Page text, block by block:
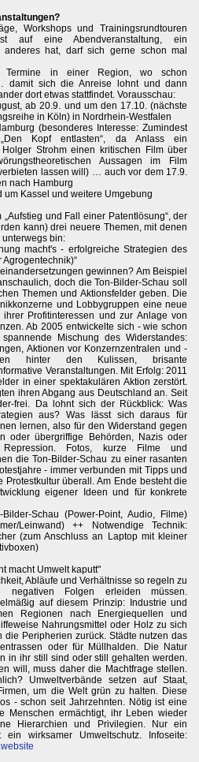
Workshops und Trainingsrundtouren
auf eine Abendveranstaltung, ein
anderes hat, darf sich gerne schon mal
Termine in einer Region, wo schon
damit sich die Anreise lohnt und dann
dort etwas stattfindet. Vorausschau:
ab 20.9. und um den 17.10. (nächste
in Köln) in Nordrhein-Westfalen
(besonderes Interesse: Zumindest
Kopf entlasten“, da Anlass ein
Strohm einen kritischen Film über
Aussagen im Film
lassen will) … auch vor dem 17.9.
nach Hamburg
um Kassel und weitere Umgebung
und Fall einer Patentlösung“, der
kann) drei neuere Themen, mit denen
bin:
macht's - erfolgreiche Strategien des
gewinnen? Am Beispiel
doch die Ton-Bilder-Schau soll
Themen und Aktionsfelder geben. Die
und Lobbygruppen eine neue
Profitinteressen und zur Anlage von
Ab 2005 entwickelte sich - wie schon
Mischung des Widerstandes:
Aktionen vor Konzernzentralen und -
hinter den Kulissen, brisante
Veranstaltungen. Mit Erfolg: 2011
in einer spektakulären Aktion zerstört.
ihren Abgang aus Deutschland an. Seit
frei. Da lohnt sich der Rückblick: Was
aus? Was lässt sich daraus für
lernen, also für den Widerstand gegen
oder übergriffige Behörden, Nazis oder
Fotos, kurze Filme und
die Ton-Bilder-Schau zu einer rasanten
- immer verbunden mit Tipps und
Protestkultur überall. Am Ende besteht die
eigener Ideen und für konkrete
Schau (Power-Point, Audio, Filme)
Leinwand) ++ Notwendige Technik:
(zum Anschluss an Laptop mit kleiner
macht Umwelt kaputt"
Abläufe und Verhältnisse so regeln zu
Folgen erleiden müssen.
auf diesem Prinzip: Industrie und
Regionen nach Energiequellen und
Nahrungsmittel oder Holz zu sich
Peripherien zurück. Städte nutzen das
oder für Müllhalden. Die Natur
in ihr still sind oder still gehalten werden.
will, muss daher die Machtfrage stellen.
Umweltverbände setzen auf Staat,
um die Welt grün zu halten. Diese
- schon seit Jahrzehnten. Nötig ist eine
Menschen ermächtigt, ihr Leben wieder
Hierarchien und Privilegien. Nur ein
wirksamer Umweltschutz. Infoseite: